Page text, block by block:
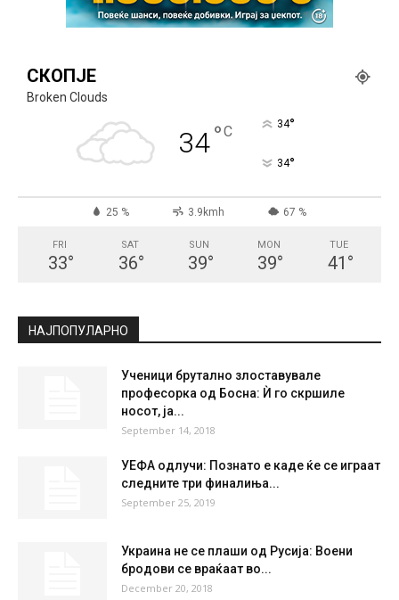
СКОПЈЕ
Broken Clouds
34°C 34°
34°
25 % 3.9kmh 67 %
FRI
33°
SAT
36°
SUN
39°
MON
39°
TUE
41 °
НАЈПОПУЛАРНО
Ученици брутално злоставувале
професорка од Босна: Ѝ го скршиле
носот, ја...
September 14, 2018
УЕФА одлучи: Познато е каде ќе се играат
следните три финалиња...
September 25, 2019
Украина не се плаши од Русија: Воени
бродови се враќаат во...
December 20, 2018